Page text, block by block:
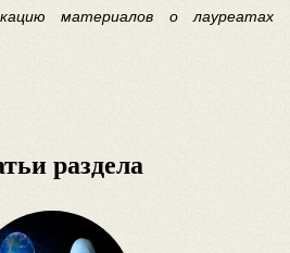
материалов о лауреатах
раздела